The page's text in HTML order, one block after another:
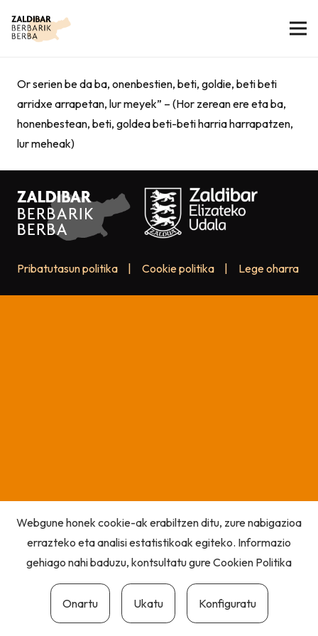
Or serien be da ba, onenbestien, beti, goldie, beti beti
arridxe arrapetan, lur meyek” – (Hor zerean ere eta ba,
honenbestean, beti, goldea beti-beti harria harrapatzen,
lur meheak)
Pribatutasun politika Cookie politika Lege oharra
Webgune honek cookie-ak erabiltzen ditu, zure nabigazioa
errazteko eta analisi estatistikoak egiteko. Informazio
gehiago nahi baduzu, kontsultatu gureCookien Politika
Onartu Ukatu Konfiguratu